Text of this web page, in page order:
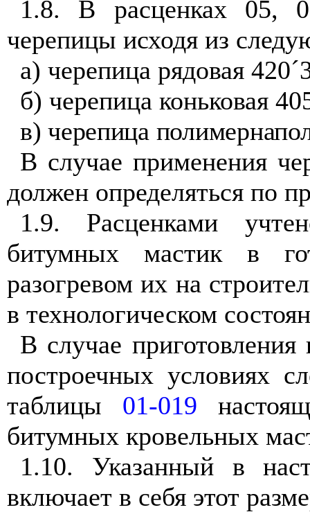
1.8. В расценках 05,
черепицы исходя из
а) черепица рядовая 420´
б) черепица коньковая
в) черепица
В случае применения
должен определяться по
1.9. Расценками
битумных мастик в
разогревом их на
в технологическом
В случае
построечных условиях
таблицы 01-019
битумных кровельных
1.10. Указанный в
включает в себя этот